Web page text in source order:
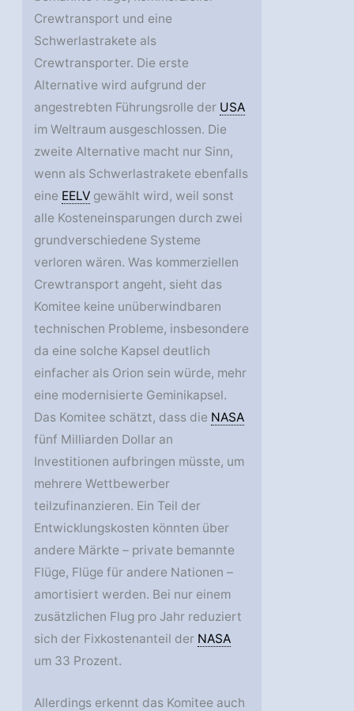
Crewtransport und eine
Schwerlastrakete als
Crewtransporter. Die erste
Alternative wird aufgrund der
angestrebten Führungsrolle der USA
im Weltraum ausgeschlossen. Die
zweite Alternative macht nur Sinn,
wenn als Schwerlastrakete ebenfalls
eine EELV gewählt wird, weil sonst
alle Kosteneinsparungen durch zwei
grundverschiedene Systeme
verloren wären. Was kommerziellen
Crewtransport angeht, sieht das
Komitee keine unüberwindbaren
technischen Probleme, insbesondere
da eine solche Kapsel deutlich
einfacher als Orion sein würde, mehr
eine modernisierte Geminikapsel.
Das Komitee schätzt, dass die NASA
fünf Milliarden Dollar an
Investitionen aufbringen müsste, um
mehrere Wettbewerber
teilzufinanzieren. Ein Teil der
Entwicklungskosten könnten über
andere Märkte – private bemannte
Flüge, Flüge für andere Nationen –
amortisiert werden. Bei nur einem
zusätzlichen Flug pro Jahr reduziert
sich der Fixkostenanteil der NASA
um 33 Prozent.
Allerdings erkennt das Komitee auch